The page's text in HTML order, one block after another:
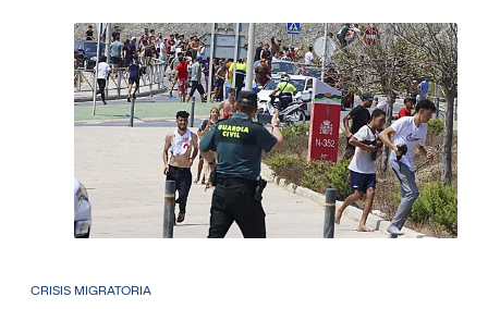
CRISIS MIGRATORIA